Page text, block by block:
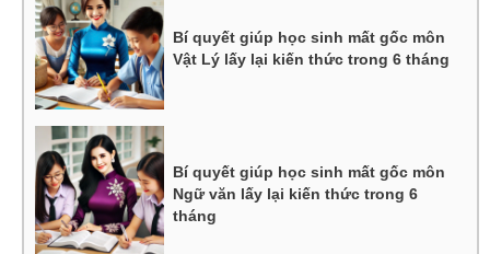
Bí quyết giúp học sinh mất gốc môn
Vật Lý lấy lại kiến thức trong 6 tháng
Bí quyết giúp học sinh mất gốc môn
Ngữ văn lấy lại kiến thức trong 6
tháng